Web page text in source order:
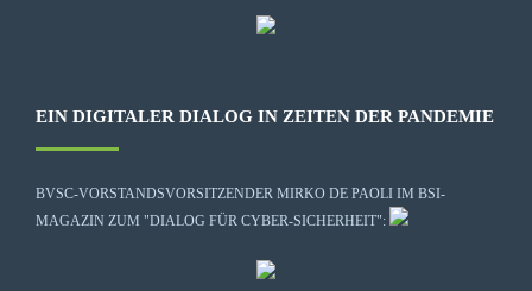
EIN DIGITALER DIALOG IN ZEITEN DER PANDEMIE
BVSC-VORSTANDSVORSITZENDER MIRKO DE PAOLI IM BSI-
MAGAZIN ZUM "DIALOG FÜR CYBER-SICHERHEIT":